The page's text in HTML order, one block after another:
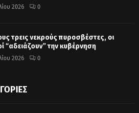
2026 0
τρεις νεκρούς πυροσβέστες, οι
“αδειάζουν” την κυβέρνηση
2026 0